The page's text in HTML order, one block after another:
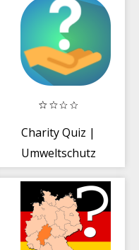
Charity Quiz |
Umweltschutz
spenden